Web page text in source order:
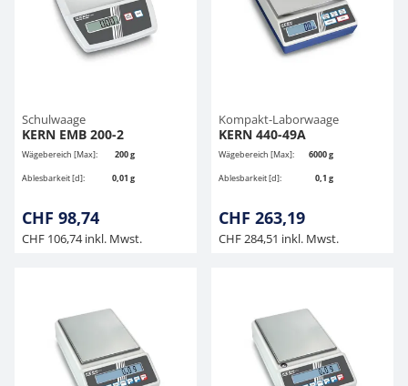
Schulwaage
KERN EMB 200-2
Wägebereich [Max]:
200 g
Ablesbarkeit [d]:
0,01 g
CHF 98,74
CHF 106,74 inkl. Mwst.
Kompakt-Laborwaage
KERN 440-49A
Wägebereich [Max]:
6000 g
Ablesbarkeit [d]:
0,1 g
CHF 263,19
CHF 284,51 inkl. Mwst.